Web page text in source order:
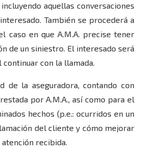
aquellas conversaciones
También se procederá a
caso en que A.M.A. precise tener
de un siniestro. El interesado será
con la llamada.
de la aseguradora, contando con
por A.M.A., así como para el
hechos (p.e.: ocurridos en un
del cliente y cómo mejorar
recibida.